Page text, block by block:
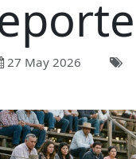
27 May 2026